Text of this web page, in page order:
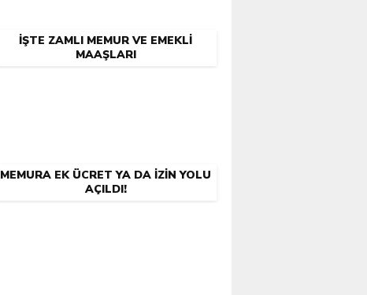
İŞTE ZAMLI MEMUR VE EMEKLI
MAAŞLARI
MEMURA EK ÜCRET YA DA İZIN YOLU
AÇILDI!